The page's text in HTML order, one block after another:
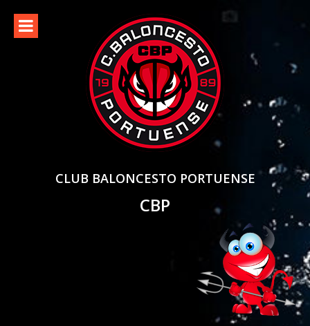
content
CLUB BALONCESTO PORTUENSE
CBP